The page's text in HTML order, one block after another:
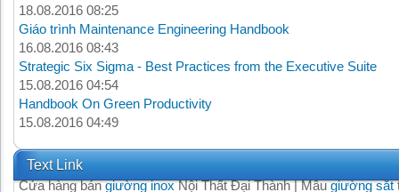
18.08.2016 08:25
Giáo trình Maintenance Engineering Handbook
16.08.2016 08:43
Strategic Six Sigma - Best Practices from the Executive Suite
15.08.2016 04:54
Handbook On Green Productivity
15.08.2016 04:49
Text Link
Cửa hàng bángiường inoxNội Thất Đại Thành | Mẫugiường sắt